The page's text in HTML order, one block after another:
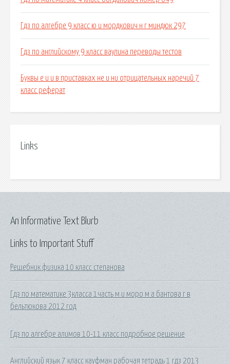
Гдз по алгебре 9 класс ю и мордкович н г миндюк 297
Гдз по английскому 9 класс ваулина переводы тестов
Буквы е и и в приставках не и ни отрицательных наречий 7
класс реферат
Links
Links to Important Stuff
Решебник физика 10 класс степанова
Гдз по математике 3класса 1часть м и моро м а бантова г в
бельтюкова 2012 год
Гдз по алгебре алимов 10-11 класс подробное решение
Английский язык 7 класс кауфман рабочая тетрадь 1 гдз 2013
An Informative Text Blurb